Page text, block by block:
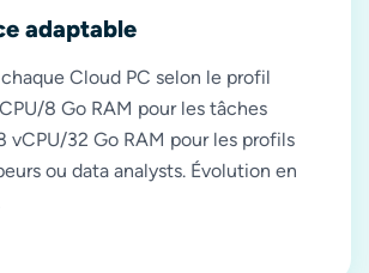
adaptable
Cloud PC selon le profil
8 Go RAM pour les tâches
vCPU/32 Go RAM pour les profils
ou data analysts. Évolution en